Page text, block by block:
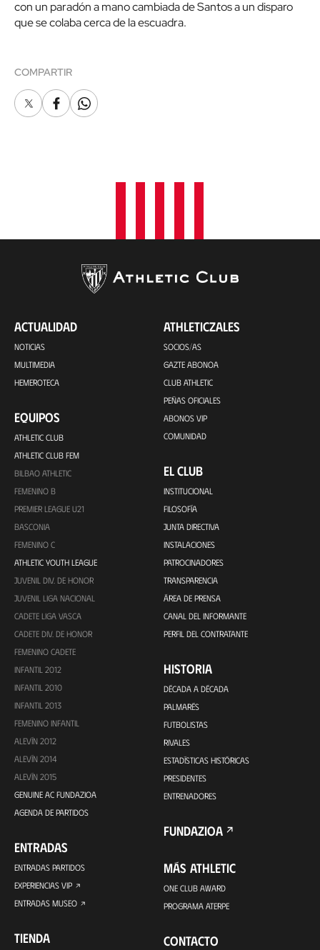
con un paradón a mano cambiada de Santos a un disparo
que se colaba cerca de la escuadra.
COMPARTIR
X FacebookWhatsapp
ACTUALIDAD
NOTICIAS
MULTIMEDIA
HEMEROTECA
EQUIPOS
ATHLETIC CLUB
ATHLETIC CLUB FEM
BILBAO ATHLETIC
FEMENINO B
PREMIER LEAGUE U21
BASCONIA
FEMENINO C
ATHLETIC YOUTH LEAGUE
JUVENIL DIV. DE HONOR
JUVENIL LIGA NACIONAL
CADETE LIGA VASCA
CADETE DIV. DE HONOR
FEMENINO CADETE
INFANTIL 2012
INFANTIL 2010
INFANTIL 2013
FEMENINO INFANTIL
ALEVÍN 2012
ALEVÍN 2014
ALEVÍN 2015
GENUINE AC FUNDAZIOA
AGENDA DE PARTIDOS
ENTRADAS
ENTRADAS PARTIDOS
EXPERIENCIAS VIP
ENTRADAS MUSEO
TIENDA
ATHLETICZALES
SOCIOS/AS
GAZTE ABONOA
CLUB ATHLETIC
PEÑAS OFICIALES
ABONOS VIP
COMUNIDAD
EL CLUB
INSTITUCIONAL
FILOSOFÍA
JUNTA DIRECTIVA
INSTALACIONES
PATROCINADORES
TRANSPARENCIA
ÁREA DE PRENSA
CANAL DEL INFORMANTE
PERFIL DEL CONTRATANTE
HISTORIA
DÉCADA A DÉCADA
PALMARÉS
FUTBOLISTAS
RIVALES
ESTADÍSTICAS HISTÓRICAS
PRESIDENTES
ENTRENADORES
FUNDAZIOA
MÁS ATHLETIC
ONE CLUB AWARD
PROGRAMA ATERPE
CONTACTO